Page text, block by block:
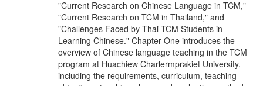
"Current Research on Chinese Language in TCM,"
"Current Research on TCM in Thailand," and
"Challenges Faced by Thai TCM Students in
Learning Chinese." Chapter One introduces the
overview of Chinese language teaching in the TCM
program at Huachiew Charlermprakiet University,
including the requirements, curriculum, teaching